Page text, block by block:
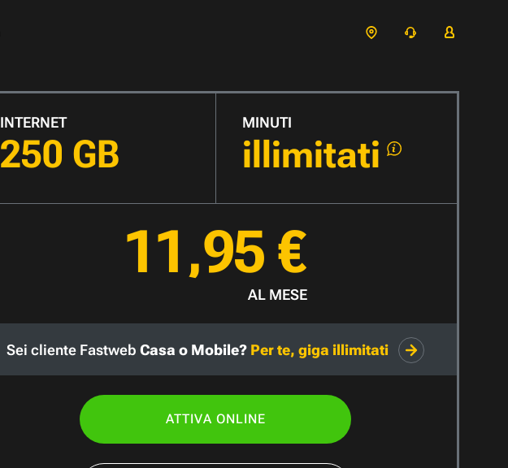
INTERNET
250 GB
MINUTI
illimitati
11,95 €
AL MESE
Sei cliente Fastweb Casa o Mobile? Per te, giga illimitati
ATTIVA ONLINE